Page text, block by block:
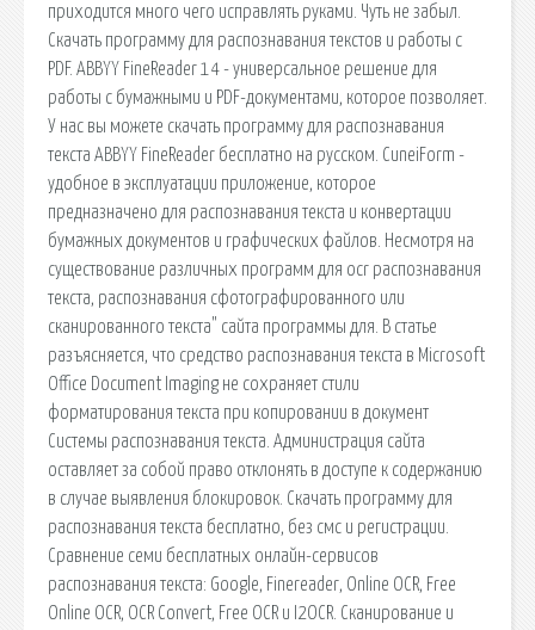
приходится много чего исправлять руками. Чуть не забыл.
Скачать программу для распознавания текстов и работы с
PDF. ABBYY FineReader 14 - универсальное решение для
работы с бумажными и PDF-документами, которое позволяет.
У нас вы можете скачать программу для распознавания
текста ABBYY FineReader бесплатно на русском. CuneiForm -
удобное в эксплуатации приложение, которое
предназначено для распознавания текста и конвертации
бумажных документов и графических файлов. Несмотря на
существование различных программ для ocr распознавания
текста, распознавания сфотографированного или
сканированного текста" сайта программы для. В статье
разъясняется, что средство распознавания текста в Microsoft
Office Document Imaging не сохраняет стили
форматирования текста при копировании в документ
Системы распознавания текста. Администрация сайта
оставляет за собой право отклонять в доступе к содержанию
в случае выявления блокировок. Скачать программу для
распознавания текста бесплатно, без смс и регистрации.
Сравнение семи бесплатных онлайн-сервисов
распознавания текста: Google, Finereader, Online OCR, Free
Online OCR, OCR Convert, Free OCR и I2OCR. Сканирование и